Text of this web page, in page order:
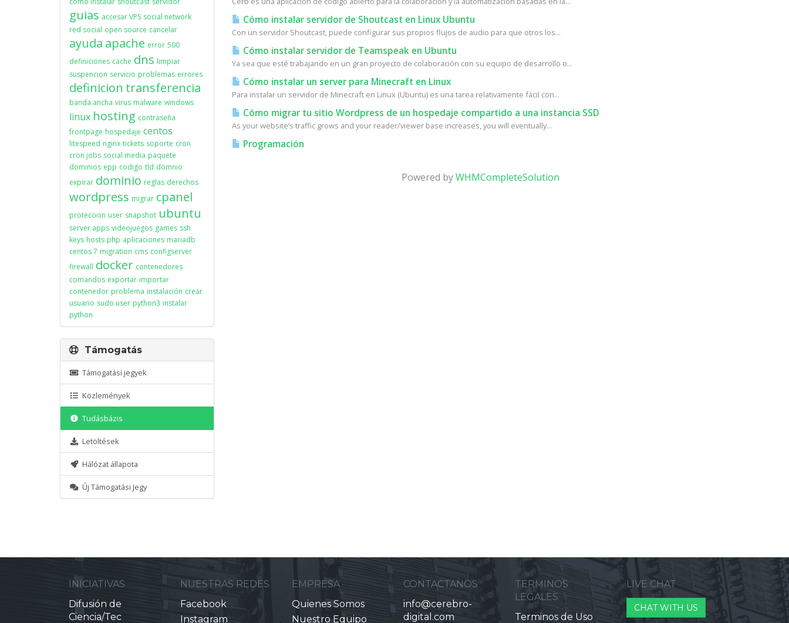
Cómo instalar servidor de Shoutcast en Linux Ubuntu
Con un servidor Shoutcast, puede configurar sus propios flujos de audio para que otros los...
Cómo instalar servidor de Teamspeak en Ubuntu
Ya sea que esté trabajando en un gran proyecto de colaboración con su equipo de desarrollo o...
Cómo instalar un server para Minecraft en Linux
Para instalar un servidor de Minecraft en Linux (Ubuntu) es una tarea relativamente fácil con...
Cómo migrar tu sitio Wordpress de un hospedaje compartido a una instancia SSD
As your website’s traffic grows and your reader/viewer base increases, you will eventually...
Programación
Powered byWHMCompleteSolution
guias accesar VPS social network
red social open source cancelar
ayuda apache error 500
definiciones cache dns limpiar
suspencion servicio problemas errores
definicion transferencia
banda ancha virus malware windows
linux hosting contraseña
frontpage hospedaje centos
litespeed nginx tickets soporte cron
cron jobs social media paquete
dominios epp codigo tld domnio
expirar dominio reglas derechos
wordpress migrar cpanel
proteccion user snapshot ubuntu
server apps videojuegos games ssh
keys hosts php aplicaciones mariadb
centos 7 migration cms configserver
firewall docker contenedores
comandos exportar importar
contenedor problema instalación crear
usuario sudo user python3 instalar
python
Támogatás
Támogatási jegyek
Közlemények
Tudásbázis
Letöltések
Hálózat állapota
Új Támogatási Jegy
INICIATIVAS
Difusión de
Ciencia/Tec
NUESTRAS REDES
Facebook
Instagram
EMPRESA
Quienes Somos
Nuestro Equipo
CONTACTANOS
info@cerebro-
digital.com
TERMINOS
LEGALES
Terminos de Uso
LIVE CHAT
CHAT WITH US